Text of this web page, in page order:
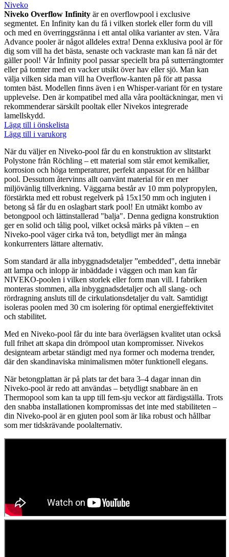
Niveko
Niveko Overflow Infinity är en overflowpool i exclusive
segmentet. En Infinity kan du få i vilken storlek eller form du vill
och med en överringgsränna i ett antal olika varianter av sten. Våra
Advance pooler är något alldeles extra! Denna exklusiva pool är för
dig som vill ha det bästa, senaste och vackraste man kan få när det
gäller pool! Vår Infinity pool passar speciellt bra på sutterrängtomter
eller på tomter med en vacker utsikt över hav eller sjö. Man kan
välja vilken sida man vill ha Overflow-kanten på för att passa
tomten bäst. Modellen finns även i en Whisper-variant för en tystare
upplevelse. Den är kompatibel med alla våra pooltäckningar, men vi
rekommenderar särskilt pooltak eller Nivekos integrerade
lamellskydd.
Lägg till i önskelista
Lägg till i varukorg
När du väljer en Niveko-pool får du en konstruktion av slitstarkt
Polystone från Röchling – ett material som står emot kemikalier,
korrosion och höga temperaturer, perfekt anpassat för en hållbar
pool. Dessutom återvinns allt oanvänt material för en mer
miljövänlig tillverkning. Väggarna består av 10 mm polypropylen,
förstärkta med ett robust regelverk på 15x150 mm och ingjuten i
betong så får du en oslagbart stark pool! En utmäkt kombo av
betongpool och lättinstallerad "balja". Denna gedigna konstruktion
ger en solid och tålig pool, vilket också märks på vikten – en
Niveko-pool väger cirka två ton, betydligt mer än många
konkurrenters lättare alternativ.
Som standard är alla inbyggnadsdetaljer ”embedded", detta innebär
att lampa och inlopp är inbäddade i väggen och man kan får
NIVEKO-poolen i vilken storlek eller form man vill. I fabriken
monteras stommen, alla inbyggnadsdetaljer och all slang- och
rördragning ansluts till de cirkulationsdetaljer du valt. Samtidigt
isoleras poolen med 30 cm isolering för optimal energieffektivitet
och stabilitet.
Med en Niveko-pool får du inte bara överlägsen kvalitet utan också
full frihet att skapa din drömpool utan kompromisser. Nivekos
designteam arbetar ständigt med nya former och moderna trender,
där den skandinaviska minimalismen möter funktionell elegans.
När betongplattan är på plats tar det bara 3–4 dagar innan din
Niveko-pool är redo att användas – betydligt snabbare än en
Thermopool som kan ta upp till fem-sju veckor att färdigställa. Trots
den snabba installationen kompromissas det inte med stabiliteten –
din Niveko-pool är en gjuten pool som är lika robust och hållbar
som mer tidskrävande poolalternativ.